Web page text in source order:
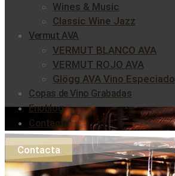
Wines & Music
Classic Wine Jazz
Vermut AVA
VERMUT BLANCO AVA
VERMUT ROJO AVA
Glögg AVA Vino Especiado
Copas de Vino Grabadas
Enoblog
Contacta
Contacta